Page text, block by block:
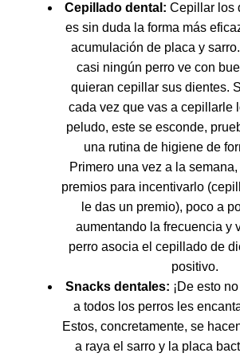
Cepillado dental: Cepillar los
es sin duda la forma más
acumulación de placa y
casi ningún perro ve con
quieran cepillar sus dientes.
cada vez que vas a cepillarle
peludo, este se esconde,
una rutina de higiene de
Primero una vez a la
premios para incentivarlo
le das un premio), poco a
aumentando la frecuencia y
perro asocia el cepillado de
positivo.
Snacks dentales: ¡De esto
a todos los perros les
Estos, concretamente, se
a raya el sarro y la placa